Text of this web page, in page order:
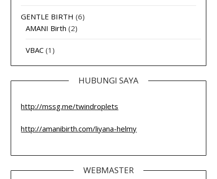
GENTLE BIRTH (6)
AMANI Birth (2)
VBAC (1)
HUBUNGI SAYA
http://mssg.me/twindroplets
http://amanibirth.com/liyana-helmy
WEBMASTER